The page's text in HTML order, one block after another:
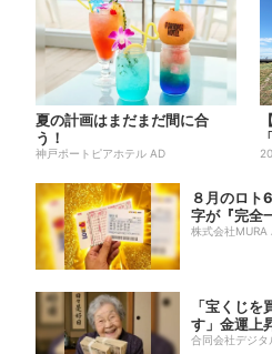
夏の計画はまだまだ間に合
う！
神戸ポートピアホテル AD
８月のロト
字が『完全
株式会社MURA
「宝くじ
す」金運上
合同会社デジ